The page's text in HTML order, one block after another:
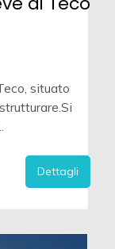
situato
Dettagli